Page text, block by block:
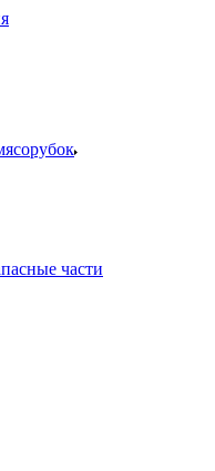
части